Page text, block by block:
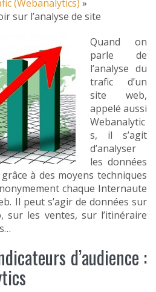
(Webanalytics) »
sur l’analyse de site
Quand on
parle de
l’analyse du
trafic d’un
site web,
appelé aussi
Webanalytic
s, il s’agit
d’analyser
les données
à des moyens techniques
chaque Internaute
Il peut s’agir de données sur
sur les ventes, sur l’itinéraire
d’audience :